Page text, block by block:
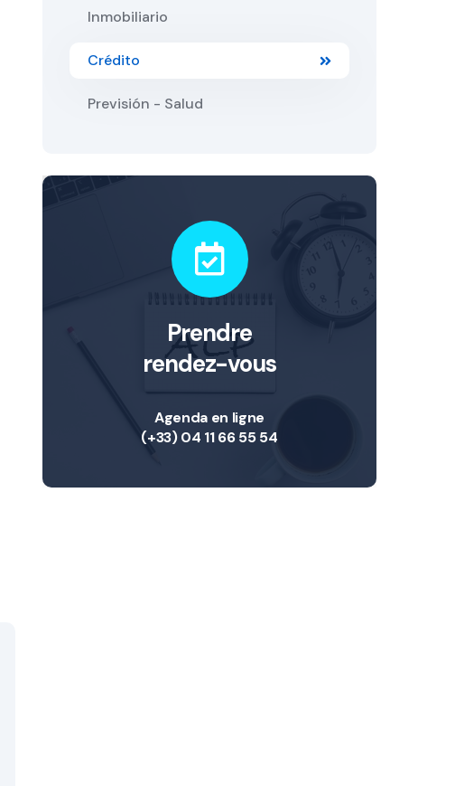
Inmobiliario
Crédito
Previsión - Salud
Prendre
rendez-vous
Agenda en ligne
(+33) 04 11 66 55 54